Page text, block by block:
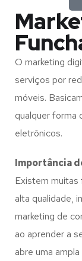
O marketing
serviços por
móveis.
qualquer forma
eletrônicos.
Importância
Existem muitas
alta qualidade,
marketing de
ao aprender a
abre uma